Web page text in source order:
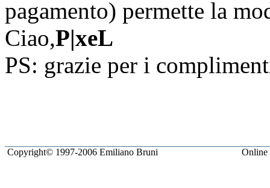
pagamento) permette la
Ciao,P|xeL
PS: grazie per i
Copyright© 1997-2006 Emiliano Bruni Online